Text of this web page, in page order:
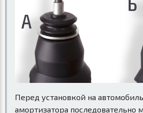
Перед установкой на
амортизатора последовательно